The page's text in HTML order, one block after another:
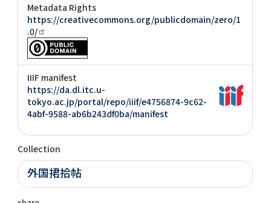
Metadata Rights
https://creativecommons.org/publicdomain/zero/1
.0/
IIIF manifest
https://da.dl.itc.u-
tokyo.ac.jp/portal/repo/iiif/e4756874-9c62-
4abf-9588-ab6b243df0ba/manifest
Collection
外国捃拾帖